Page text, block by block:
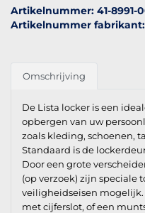
Artikelnummer: 41-8991-
Artikelnummer fabrikant:
Omschrijving
De Lista locker is een
opbergen van uw
zoals kleding, schoenen,
Standaard is de
Door een grote
(op verzoek) zijn speciale
veiligheidseisen
met cijferslot, of een